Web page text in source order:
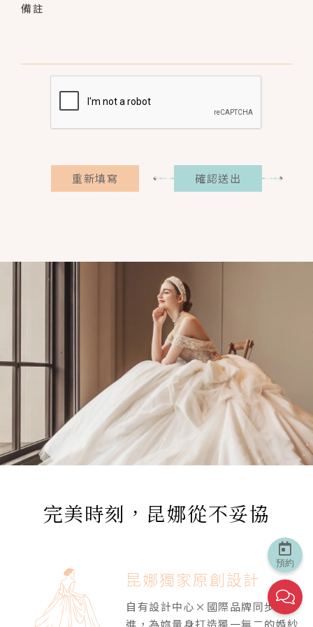
備註
重新填寫 確認送出
完美時刻，昆娜從不妥協
昆娜獨家原創設計
自有設計中心×國際品牌同步引
進，為妳量身打造獨一無二的婚紗
預約